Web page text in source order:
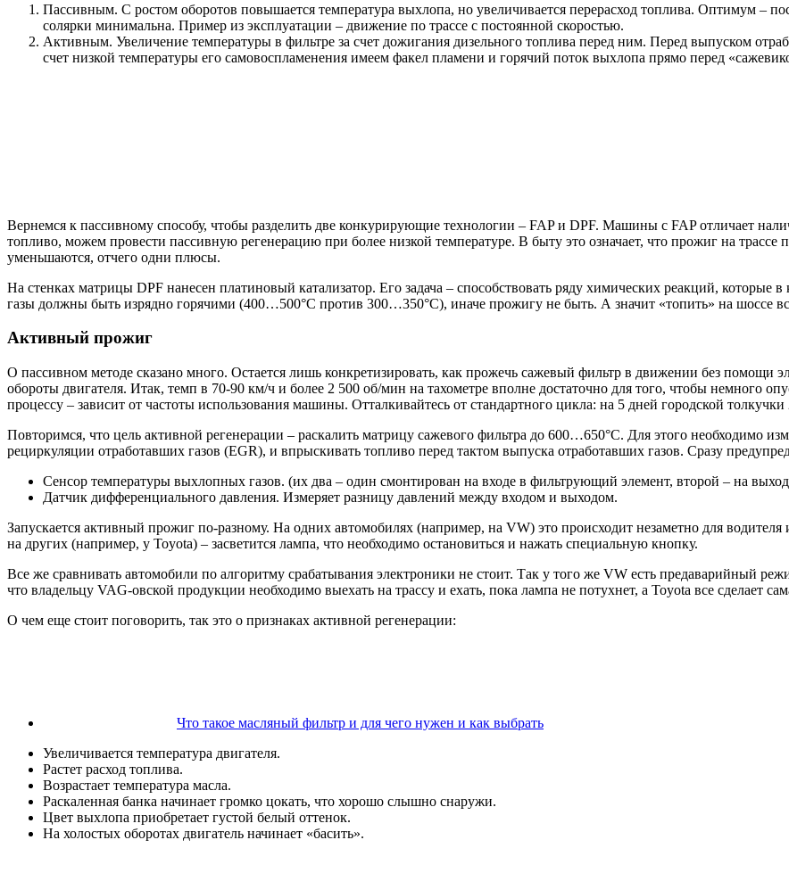
Пассивным. С ростом оборотов повышается температура выхлопа, но увеличивается перерасход топлива. Оптимум –
солярки минимальна. Пример из эксплуатации – движение по трассе с постоянной скоростью.
Активным. Увеличение температуры в фильтре за счет дожигания дизельного топлива перед ним. Перед выпуском
счет низкой температуры его самовоспламенения имеем факел пламени и горячий поток выхлопа прямо перед
Вернемся к пассивному способу, чтобы разделить две конкурирующие технологии – FAP и DPF. Машины с FAP отличает
топливо, можем провести пассивную регенерацию при более низкой температуре. В быту это означает, что прожиг на трассе
уменьшаются, отчего одни плюсы.
На стенках матрицы DPF нанесен платиновый катализатор. Его задача – способствовать ряду химических реакций, которые
газы должны быть изрядно горячими (400…500°С против 300…350°С), иначе прожигу не быть. А значит «топить» на шоссе
Активный прожиг
О пассивном методе сказано много. Остается лишь конкретизировать, как прожечь сажевый фильтр в движении без помощи
обороты двигателя. Итак, темп в 70-90 км/ч и более 2 500 об/мин на тахометре вполне достаточно для того, чтобы немного
процессу – зависит от частоты использования машины. Отталкивайтесь от стандартного цикла: на 5 дней городской
Повторимся, что цель активной регенерации – раскалить матрицу сажевого фильтра до 600…650°С. Для этого необходимо
рециркуляции отработавших газов (EGR), и впрыскивать топливо перед тактом выпуска отработавших газов. Сразу
Сенсор температуры выхлопных газов. (их два – один смонтирован на входе в фильтрующий элемент, второй – на
Датчик дифференциального давления. Измеряет разницу давлений между входом и выходом.
Запускается активный прожиг по-разному. На одних автомобилях (например, на VW) это происходит незаметно для водителя
на других (например, у Toyota) – засветится лампа, что необходимо остановиться и нажать специальную кнопку.
Все же сравнивать автомобили по алгоритму срабатывания электроники не стоит. Так у того же VW есть предаварийный
что владельцу VAG-овской продукции необходимо выехать на трассу и ехать, пока лампа не потухнет, а Toyota все сделает
О чем еще стоит поговорить, так это о признаках активной регенерации:
Что такое масляный фильтр и для чего нужен и как выбрать
Увеличивается температура двигателя.
Растет расход топлива.
Возрастает температура масла.
Раскаленная банка начинает громко цокать, что хорошо слышно снаружи.
Цвет выхлопа приобретает густой белый оттенок.
На холостых оборотах двигатель начинает «басить».